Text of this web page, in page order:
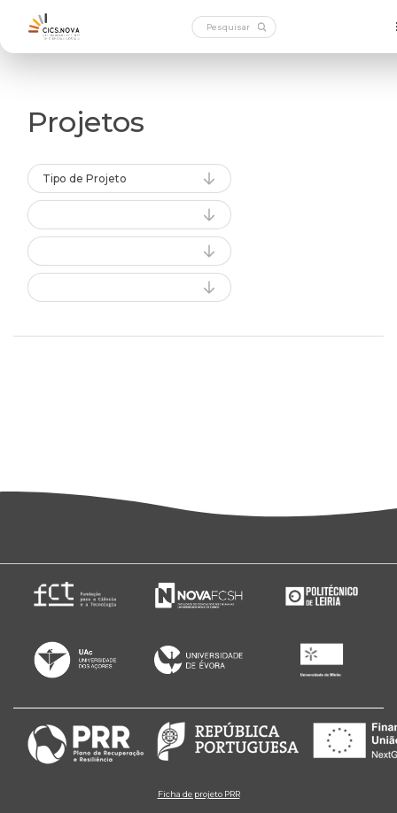
Projetos
Tipo de Projeto
Ficha de projeto PRR